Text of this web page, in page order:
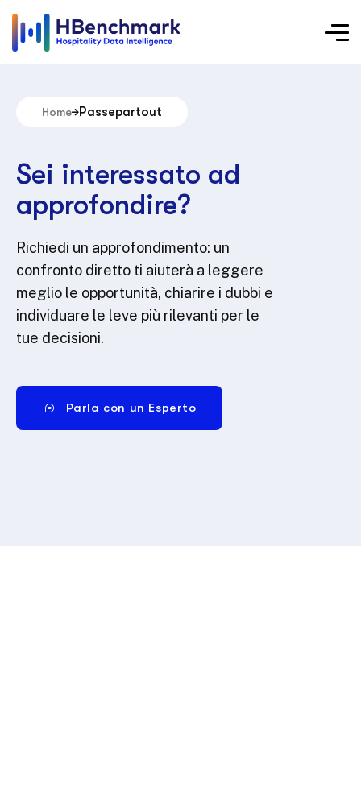
Home Passepartout
Sei interessato ad
approfondire?
Richiedi un approfondimento: un
confronto diretto ti aiuterà a leggere
meglio le opportunità, chiarire i dubbi e
individuare le leve più rilevanti per le
tue decisioni.
Parla con un Esperto